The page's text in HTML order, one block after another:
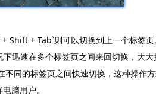
Shift + Tab`则可以切换到上一个标签
速在多个标签页之间来回切换，大大
同的标签页之间快速切换，这种操作
脑用户。